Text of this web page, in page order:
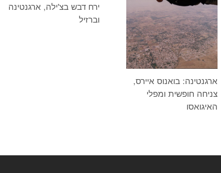
ארגנטינה: בואנוס איירס,
צניחה חופשית ומפלי
האיגואסו
ירח דבש בצ'ילה, ארגנטינה
וברזיל